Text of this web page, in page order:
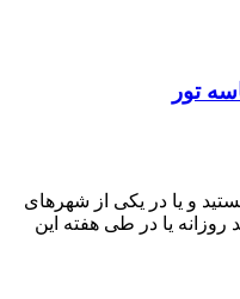
تور
و یا در یکی از شهرهای
روزانه یا در طی هفته این